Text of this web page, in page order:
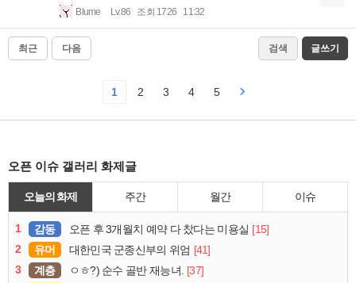
Blume Lv.86 조회 1726 11:32
최근 다음 검색 글쓰기
1 2 3 4 5
오픈 이슈 갤러리 화제글
오늘의 화제 주간 월간 이슈
1 감동 오픈 후 3개월치 예약 다 찼다는 미용실 [15]
2
유머 대한민국 군종신부의 위엄 [41]
3
계층 ㅇㅎ?) 순수 골반 재능녀. [37]